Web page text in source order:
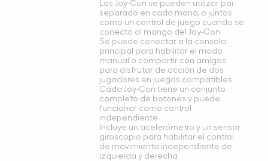
Los Joy-Con se pueden utilizar por
separado en cada mano, o juntos
como un control de juego cuando se
conecta al mango del Joy-Con
Se puede conectar a la consola
principal para habilitar el modo
manual o compartir con amigos
para disfrutar de acción de dos
jugadores en juegos compatibles
Cada Joy-Con tiene un conjunto
completo de botones y puede
funcionar como control
independiente
Incluye un acelerómetro y un sensor
giroscopio para habilitar el control
de movimiento independiente de
izquierda y derecha